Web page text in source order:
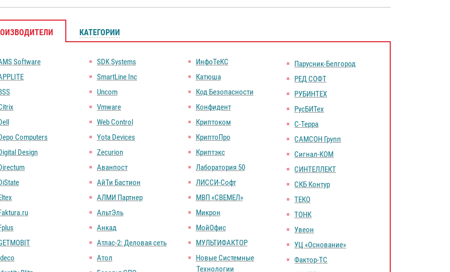
КАТЕГОРИИ
Software
Computers
Design
SDK Systems
SmartLine Inc
Uncom
Vmware
Web Control
Yota Devices
Zecurion
Аванпост
АйТи Бастион
АЛМИ Партнер
АльтЭль
Анкад
Атлас-2: Деловая сеть
Атол
ИнфоТеКС
Катюша
Код Безопасности
Конфидент
Криптоком
КриптоПро
Криптэкс
Лаборатория 50
ЛИССИ-Софт
МВП «СВЕМЕЛ»
Микрон
МойОфис
МУЛЬТИФАКТОР
Новые Системные
Технологии
Парусник-Белгород
РЕД СОФТ
РУБИНТЕХ
РусБИТех
С-Терра
САМСОН Групп
Сигнал-КOM
СИНТЕЛЛЕКТ
СКБ Контур
ТЕКО
ТОНК
Увеон
УЦ «Основание»
Фактор-ТС